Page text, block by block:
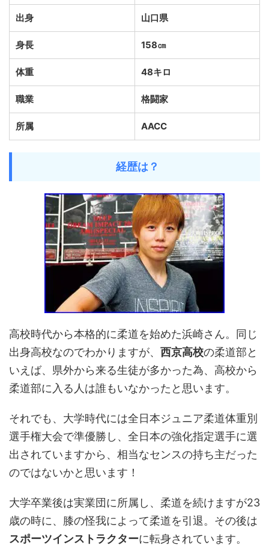
出身 山口県
身長 158㎝
体重 48キロ
職業 格闘家
所属 AACC
経歴は？
高校時代から本格的に柔道を始めた浜崎さん。同じ
出身高校なのでわかりますが、 西京高校の柔道部と
いえば、県外から来る生徒が多かった為、高校から
柔道部に入る人は誰もいなかったと思います。
それでも、大学時代には全日本ジュニア柔道体重別
選手権大会で準優勝し、全日本の強化指定選手に選
出されていますから、相当なセンスの持ち主だった
のではないかと思います！
大学卒業後は実業団に所属し、柔道を続けますが23
歳の時に、膝の怪我によって柔道を引退。その後は
スポーツインストラクターに転身されています。